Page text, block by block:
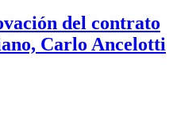
del contrato
Carlo Ancelotti